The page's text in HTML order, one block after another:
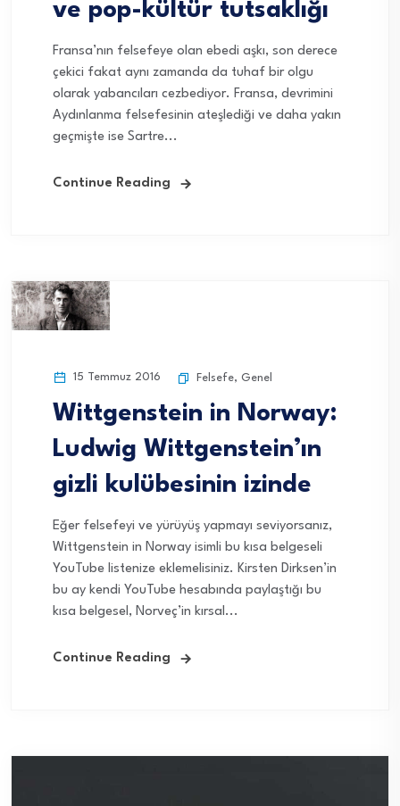
ve pop-kültür tutsaklığı
Fransa’nın felsefeye olan ebedi aşkı, son derece
çekici fakat aynı zamanda da tuhaf bir olgu
olarak yabancıları cezbediyor. Fransa, devrimini
Aydınlanma felsefesinin ateşlediği ve daha yakın
geçmişte ise Sartre...
Continue Reading
15 Temmuz 2016 Felsefe, Genel
Wittgenstein in Norway:
Ludwig Wittgenstein’ın
gizli kulübesinin izinde
Eğer felsefeyi ve yürüyüş yapmayı seviyorsanız,
Wittgenstein in Norway isimli bu kısa belgeseli
YouTube listenize eklemelisiniz. Kirsten Dirksen’in
bu ay kendi YouTube hesabında paylaştığı bu
kısa belgesel, Norveç’in kırsal...
Continue Reading